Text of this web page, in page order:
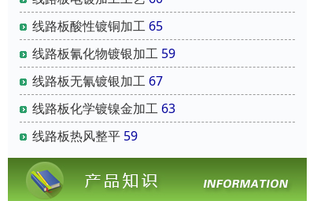
线路板酸性镀铜加工 65
线路板氰化物镀银加工 59
线路板无氰镀银加工 67
线路板化学镀镍金加工 63
线路板热风整平 59